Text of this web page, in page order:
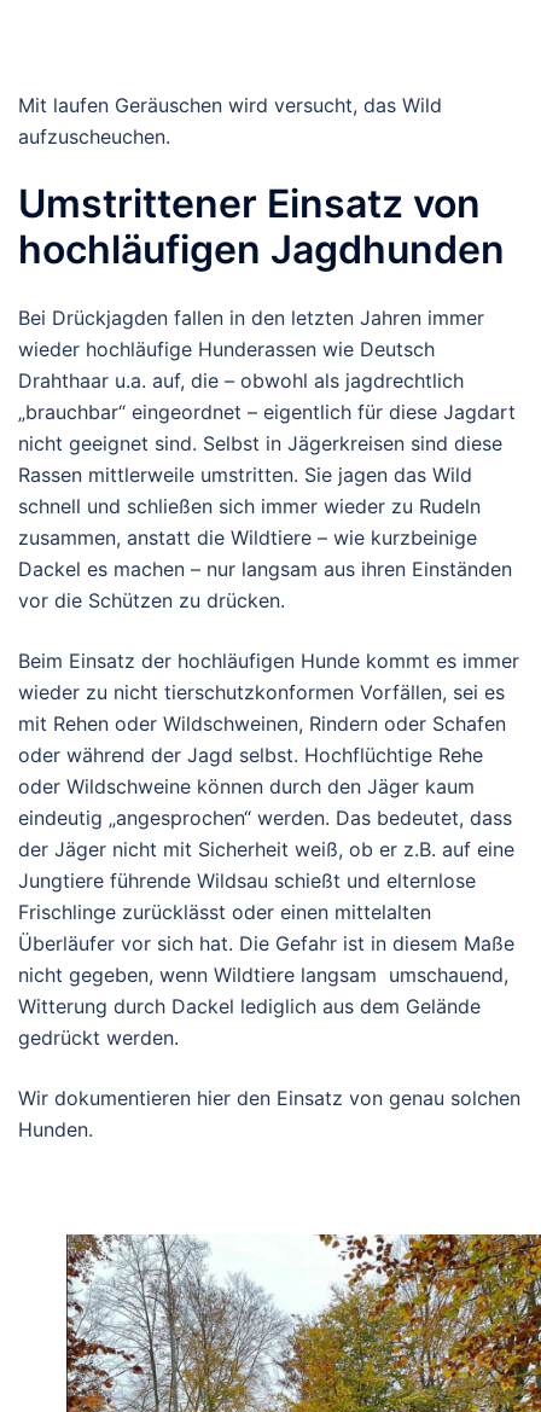
Mit laufen Geräuschen wird versucht, das Wild
aufzuscheuchen.
Umstrittener Einsatz von
hochläufigen Jagdhunden
Bei Drückjagden fallen in den letzten Jahren immer
wieder hochläufige Hunderassen wie Deutsch
Drahthaar u.a. auf, die – obwohl als jagdrechtlich
„brauchbar“ eingeordnet – eigentlich für diese Jagdart
nicht geeignet sind. Selbst in Jägerkreisen sind diese
Rassen mittlerweile umstritten. Sie jagen das Wild
schnell und schließen sich immer wieder zu Rudeln
zusammen, anstatt die Wildtiere – wie kurzbeinige
Dackel es machen – nur langsam aus ihren Einständen
vor die Schützen zu drücken.
Beim Einsatz der hochläufigen Hunde kommt es immer
wieder zu nicht tierschutzkonformen Vorfällen, sei es
mit Rehen oder Wildschweinen, Rindern oder Schafen
oder während der Jagd selbst. Hochflüchtige Rehe
oder Wildschweine können durch den Jäger kaum
eindeutig „angesprochen“ werden. Das bedeutet, dass
der Jäger nicht mit Sicherheit weiß, ob er z.B. auf eine
Jungtiere führende Wildsau schießt und elternlose
Frischlinge zurücklässt oder einen mittelalten
Überläufer vor sich hat. Die Gefahr ist in diesem Maße
nicht gegeben, wenn Wildtiere langsam umschauend,
Witterung durch Dackel lediglich aus dem Gelände
gedrückt werden.
Wir dokumentieren hier den Einsatz von genau solchen
Hunden.